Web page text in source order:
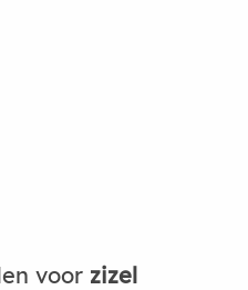
voor zizel